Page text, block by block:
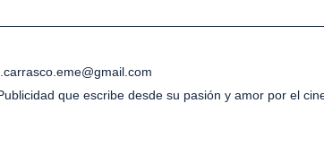
que escribe desde su pasión y amor por el